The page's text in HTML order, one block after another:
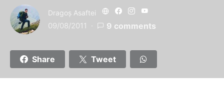
Dragoş Asaftei
09/08/2011 9 comments
Share Tweet